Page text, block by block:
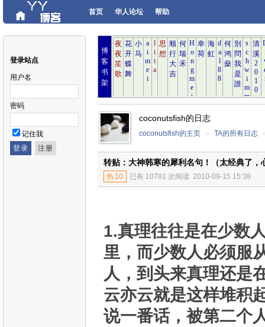
首页 华人论坛 帮助
登录站点
用户名
密码
记住我
博
客
书
架
coconutsfish的日志
coconutsfish的主页 » TA的所有日志
转贴：大神韩寒的犀利名句！（太经典了
热 10 已有 10781 次阅读 2010-09-15 15:38
1.真理往往是在少数
里，而少数人必须服
人，到头来真理还是
云亦云就是这样堆积
说一番话，被第二个